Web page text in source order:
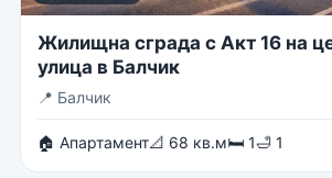
Жилищна сграда с Акт 16 на
улица в Балчик
📍 Балчик
🏠 Апартамент📐 68 кв.м🛏 1🛁 1